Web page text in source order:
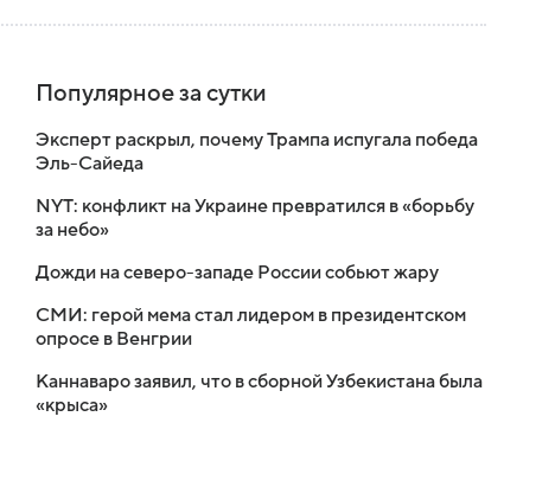
Популярное за сутки
Эксперт раскрыл, почему Трампа испугала победа
Эль-Сайеда
NYT: конфликт на Украине превратился в «борьбу
за небо»
Дожди на северо-западе России собьют жару
СМИ: герой мема стал лидером в президентском
опросе в Венгрии
Каннаваро заявил, что в сборной Узбекистана была
«крыса»